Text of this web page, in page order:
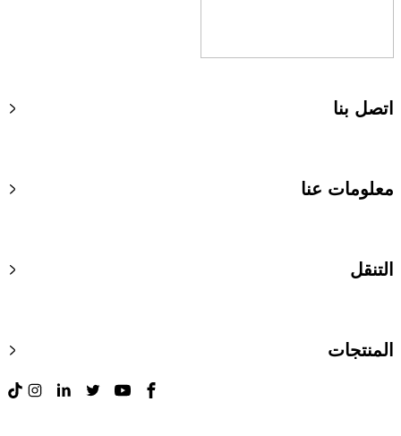
اتصل بنا
معلومات عنا
التنقل
المنتجات